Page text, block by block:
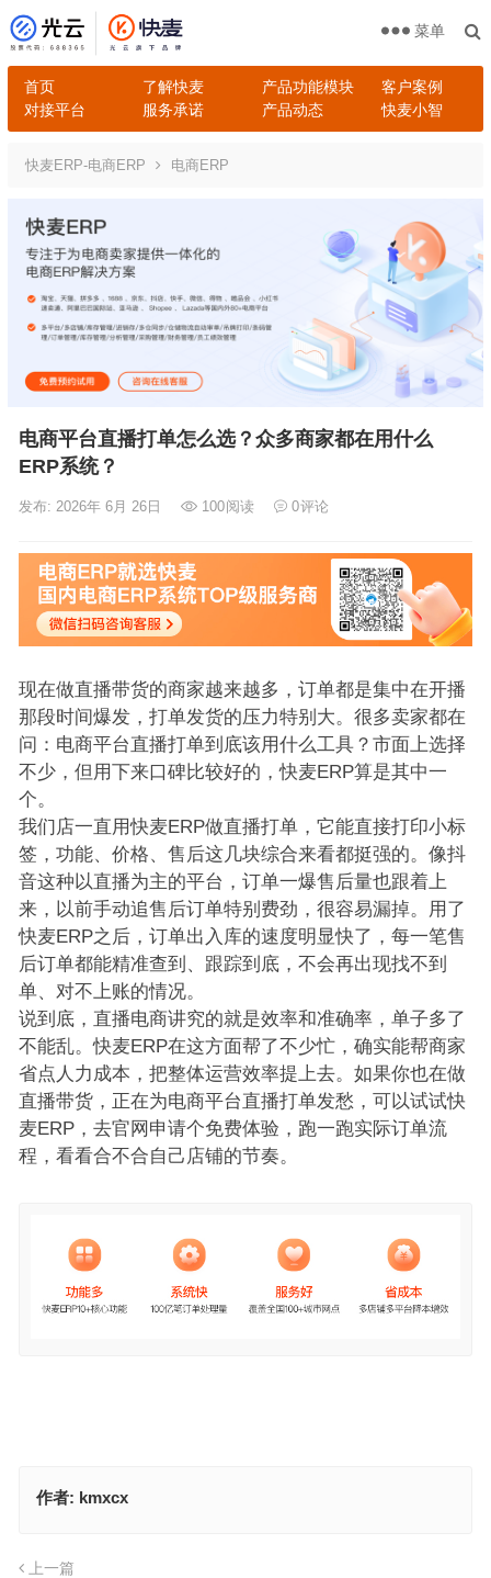
首页 了解快麦 产品功能模块
客户案例
对接平台
服务承诺 产品动态 快麦小智
菜单
快麦ERP-电商ERP 电商ERP
电商平台直播打单怎么选？众多商家都在用什么
ERP系统？
发布: 2026年 6月 26日 100阅读 0评论
现在做直播带货的商家越来越多，订单都是集中在开播
那段时间爆发，打单发货的压力特别大。很多卖家都在
问：电商平台直播打单到底该用什么工具？市面上选择
不少，但用下来口碑比较好的，快麦ERP算是其中一
个。
我们店一直用快麦ERP做直播打单，它能直接打印小标
签，功能、价格、售后这几块综合来看都挺强的。像抖
音这种以直播为主的平台，订单一爆售后量也跟着上
来，以前手动追售后订单特别费劲，很容易漏掉。用了
快麦ERP之后，订单出入库的速度明显快了，每一笔售
后订单都能精准查到、跟踪到底，不会再出现找不到
单、对不上账的情况。
说到底，直播电商讲究的就是效率和准确率，单子多了
不能乱。快麦ERP在这方面帮了不少忙，确实能帮商家
省点人力成本，把整体运营效率提上去。如果你也在做
直播带货，正在为电商平台直播打单发愁，可以试试快
麦ERP，去官网申请个免费体验，跑一跑实际订单流
程，看看合不合自己店铺的节奏。
作者: kmxcx
上一篇